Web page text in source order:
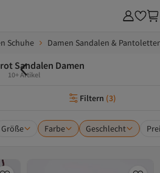
Schuhe Damen Sandalen &
Sandalen Damen
10+ Artikel
Filtern (3)
Größe Farbe Geschlecht